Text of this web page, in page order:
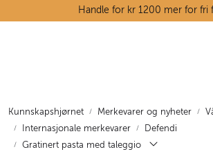
Skip to main contentHandle for kr 1200 mer for fri
Kunnskapshjørnet Merkevarer og nyheter
Internasjonale merkevarer
Defendi
Gratinert pasta med taleggio
Tørrvarehylla